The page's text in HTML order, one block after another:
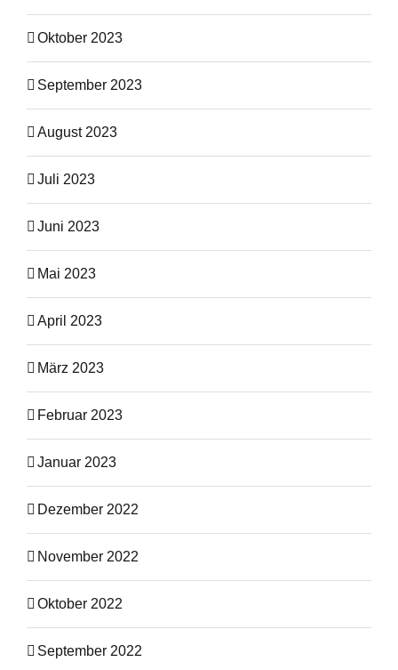
Oktober 2023
September 2023
August 2023
Juli 2023
Juni 2023
Mai 2023
April 2023
März 2023
Februar 2023
Januar 2023
Dezember 2022
November 2022
Oktober 2022
September 2022